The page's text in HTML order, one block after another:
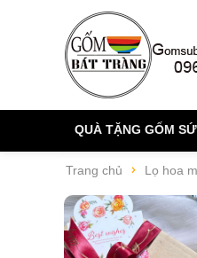
QUÀ TẶNG GỐM SỨ
Trang chủ Lọ hoa